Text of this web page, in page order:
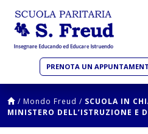
PRENOTA UN
/ Mondo Freud / SCUOLA IN
MINISTERO DELL’ISTRUZIONE E